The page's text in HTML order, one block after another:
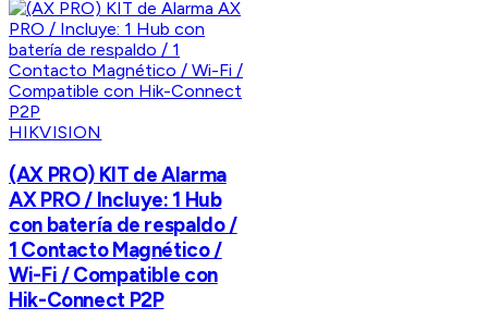
HIKVISION
(AX PRO) KIT de Alarma
AX PRO / Incluye: 1 Hub
con batería de respaldo /
1 Contacto Magnético /
Wi-Fi / Compatible con
Hik-Connect P2P